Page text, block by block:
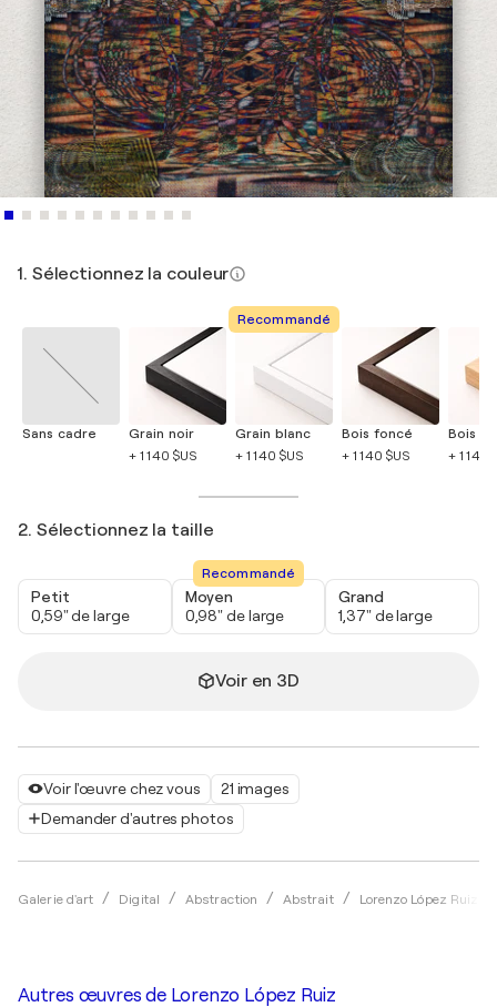
Voir l'œuvre chez vous
21 images
Demander d'autres photos
Galerie d'art Digital Abstraction Abstrait Lorenzo López Ruiz
1. Sélectionnez la couleur
Sans cadre
Grain noir
+ 1 140 $US
Recommandé
Grain blanc
+ 1 140 $US
Bois foncé
+ 1 140 $US
Bois
+ 1 140
2. Sélectionnez la taille
Petit
0,59" de large
Recommandé
Moyen
0,98" de large
Grand
1,37" de large
Voir en 3D
Autres œuvres de Lorenzo López Ruiz